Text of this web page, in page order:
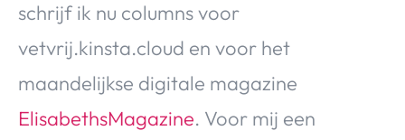
schrijf ik nu columns voor
vetvrij.kinsta.cloud en voor het
maandelijkse digitale magazine
ElisabethsMagazine. Voor mij een